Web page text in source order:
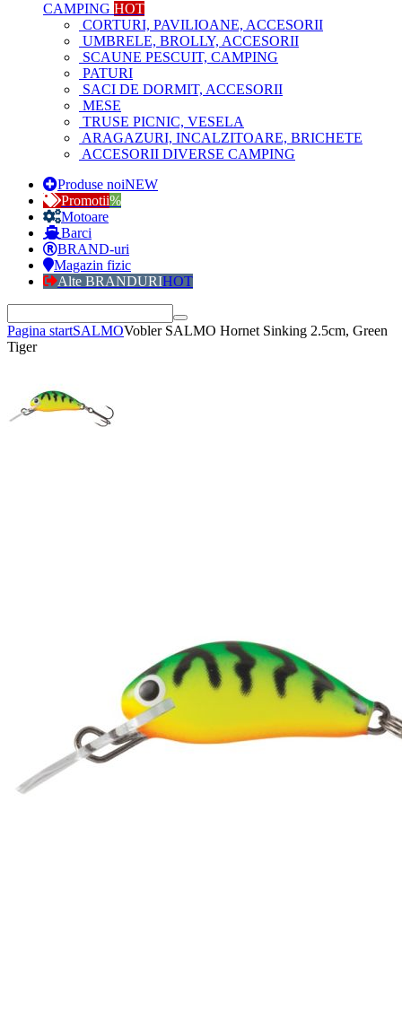
CAMPING HOT
CORTURI, PAVILIOANE, ACCESORII
UMBRELE, BROLLY, ACCESORII
SCAUNE PESCUIT, CAMPING
PATURI
SACI DE DORMIT, ACCESORII
MESE
TRUSE PICNIC, VESELA
ARAGAZURI, INCALZITOARE, BRICHETE
ACCESORII DIVERSE CAMPING
Produse noiNEW
Promotii%
Motoare
Barci
BRAND-uri
Magazin fizic
Alte BRANDURIHOT
Pagina startSALMOVobler SALMO Hornet Sinking 2.5cm, Green
Tiger